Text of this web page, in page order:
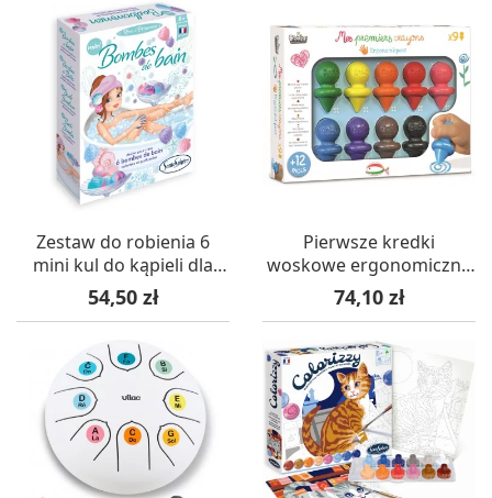
Zestaw do robienia 6
mini kul do kąpieli dla
dzieci od 8 lat,
SentoSphere
Cena
54,50 zł
Pierwsze kredki
woskowe ergonomiczne
(9 szt.) 1+ Crea Lign’
Cena
74,10 zł